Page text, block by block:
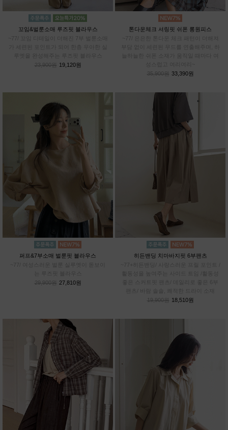
꼬임&벌룬소매 루즈핏 블라우스
~77/ 꼬임 디테일이 더해진 7부 벌룬소매
가 세련된 포인트가 되어 한층 우아한 실
루엣을 완성해주는 루즈핏 블라우스
23,900원 19,120원
톤다운체크 셔링핏 쉬폰 롱원피스
부담 없이 세련된 무드를 연출해주며, 하
늘하늘한 쉬폰 소재가 움직일 때마다 여
성스럽고 여리여리~
35,900원 33,390원
퍼프&7부소매 벌룬핏 블라우스
~77/ 여성스러운 벌룬 실루엣이 돋보이
는 루즈핏 블라우스
29,900원 27,810원
히든밴딩 치마바지핏 6부팬츠
~77+히든밴딩/ 사랑스러운 프릴 포인트 /
활동성을 높여주는 사이드 트임 /활동성
좋은 스커트핏 팬츠/ 데일리로 좋은 6부
팬츠/ 바람 솔솔, 쾌적한 드라이 소재
19,900원 18,510원